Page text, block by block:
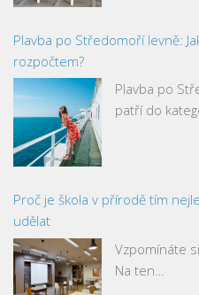
Plavba po Středomoří levně:
rozpočtem?
Plavba po
patří do
Proč je škola v přírodě tím
udělat
Vzpomínáte
Na ten…